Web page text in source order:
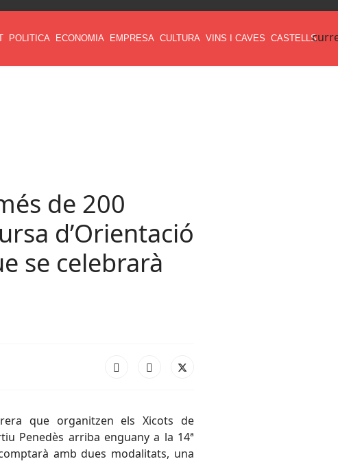
POLITICA ECONOMIA EMPRESA CULTURA VINS I CAVES CASTELLS
de 200
d’Orientació
se celebrarà
que organitzen els Xicots de
Penedès arriba enguany a la 14ª
amb dues modalitats, una